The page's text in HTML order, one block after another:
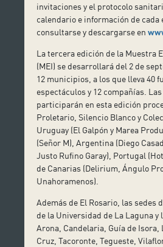
invitaciones y el protocolo
calendario e información de cada
consultarse y descargarse en
La tercera edición de la Muestra
(MEI) se desarrollará del 2 de
12 municipios, a los que lleva 40
espectáculos y 12 compañías.
participarán en esta edición
Proletario, Silencio Blanco y
Uruguay (El Galpón y Marea
(Señor M), Argentina (Diego
Justo Rufino Garay), Portugal
de Canarias (Delirium, Ángulo
Unahoramenos).
Además de El Rosario, las sedes
de la Universidad de La Laguna y
Arona, Candelaria, Guía de Isora,
Cruz, Tacoronte, Tegueste,